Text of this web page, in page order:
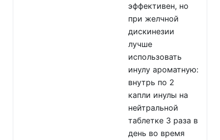
эффективен, но
при желчной
дискинезии
лучше
использовать
инулу ароматную:
внутрь по 2
капли инулы на
нейтральной
таблетке 3 раза в
день во время